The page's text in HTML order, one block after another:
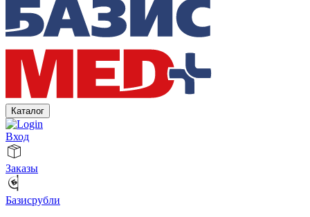
Каталог
Вход
Заказы
Базисрубли